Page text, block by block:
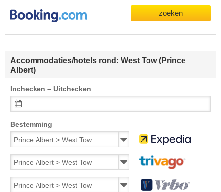
zoeken
Accommodaties/hotels rond: West Tow (Prince
Albert)
Inchecken – Uitchecken
Bestemming